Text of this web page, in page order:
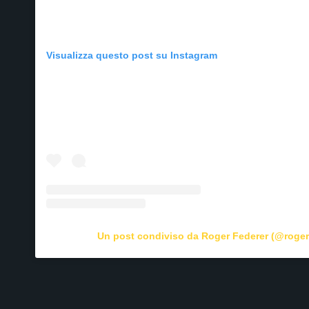
Visualizza questo post su Instagram
Un post condiviso da Roger Federer